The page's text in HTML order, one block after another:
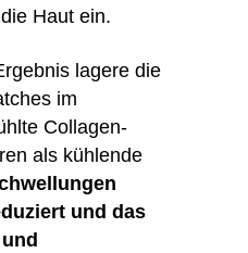
Haut ein.
lagere die
im
Collagen-
als kühlende
und das